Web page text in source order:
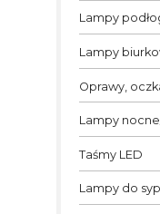
Lampy
Lampy
Oprawy,
Lampy
Taśmy LED
Lampy do